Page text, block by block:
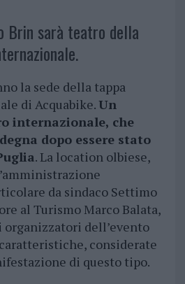
Brin sarà teatro della
la sede della tappa
di Acquabike.Un
internazionale, che
dopo essere stato
. La location olbiese,
da sindaco Settimo
al Turismo Marco Balata,
organizzatori dell’evento
considerate
di questo tipo.